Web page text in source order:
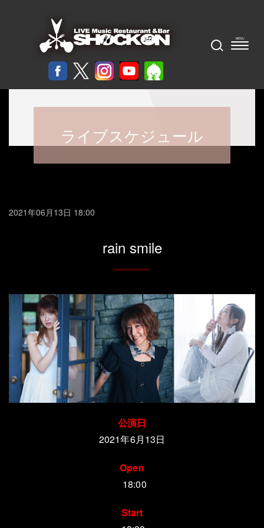
ライブスケジュール
2021年06月13日 18:00
rain smile
公演日
2021年6月13日
Open
18:00
Start